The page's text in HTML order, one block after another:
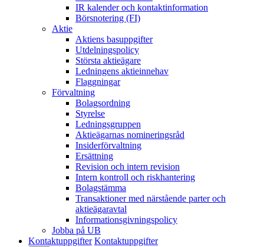
IR kalender och kontaktinformation
Börsnotering (FI)
Aktie
Aktiens basuppgifter
Utdelningspolicy
Största aktieägare
Ledningens aktieinnehav
Flaggningar
Förvaltning
Bolagsordning
Styrelse
Ledningsgruppen
Aktieägarnas nomineringsråd
Insiderförvaltning
Ersättning
Revision och intern revision
Intern kontroll och riskhantering
Bolagstämma
Transaktioner med närstående parter och
aktieägaravtal
Informationsgivningspolicy
Jobba på UB
Kontaktuppgifter Kontaktuppgifter